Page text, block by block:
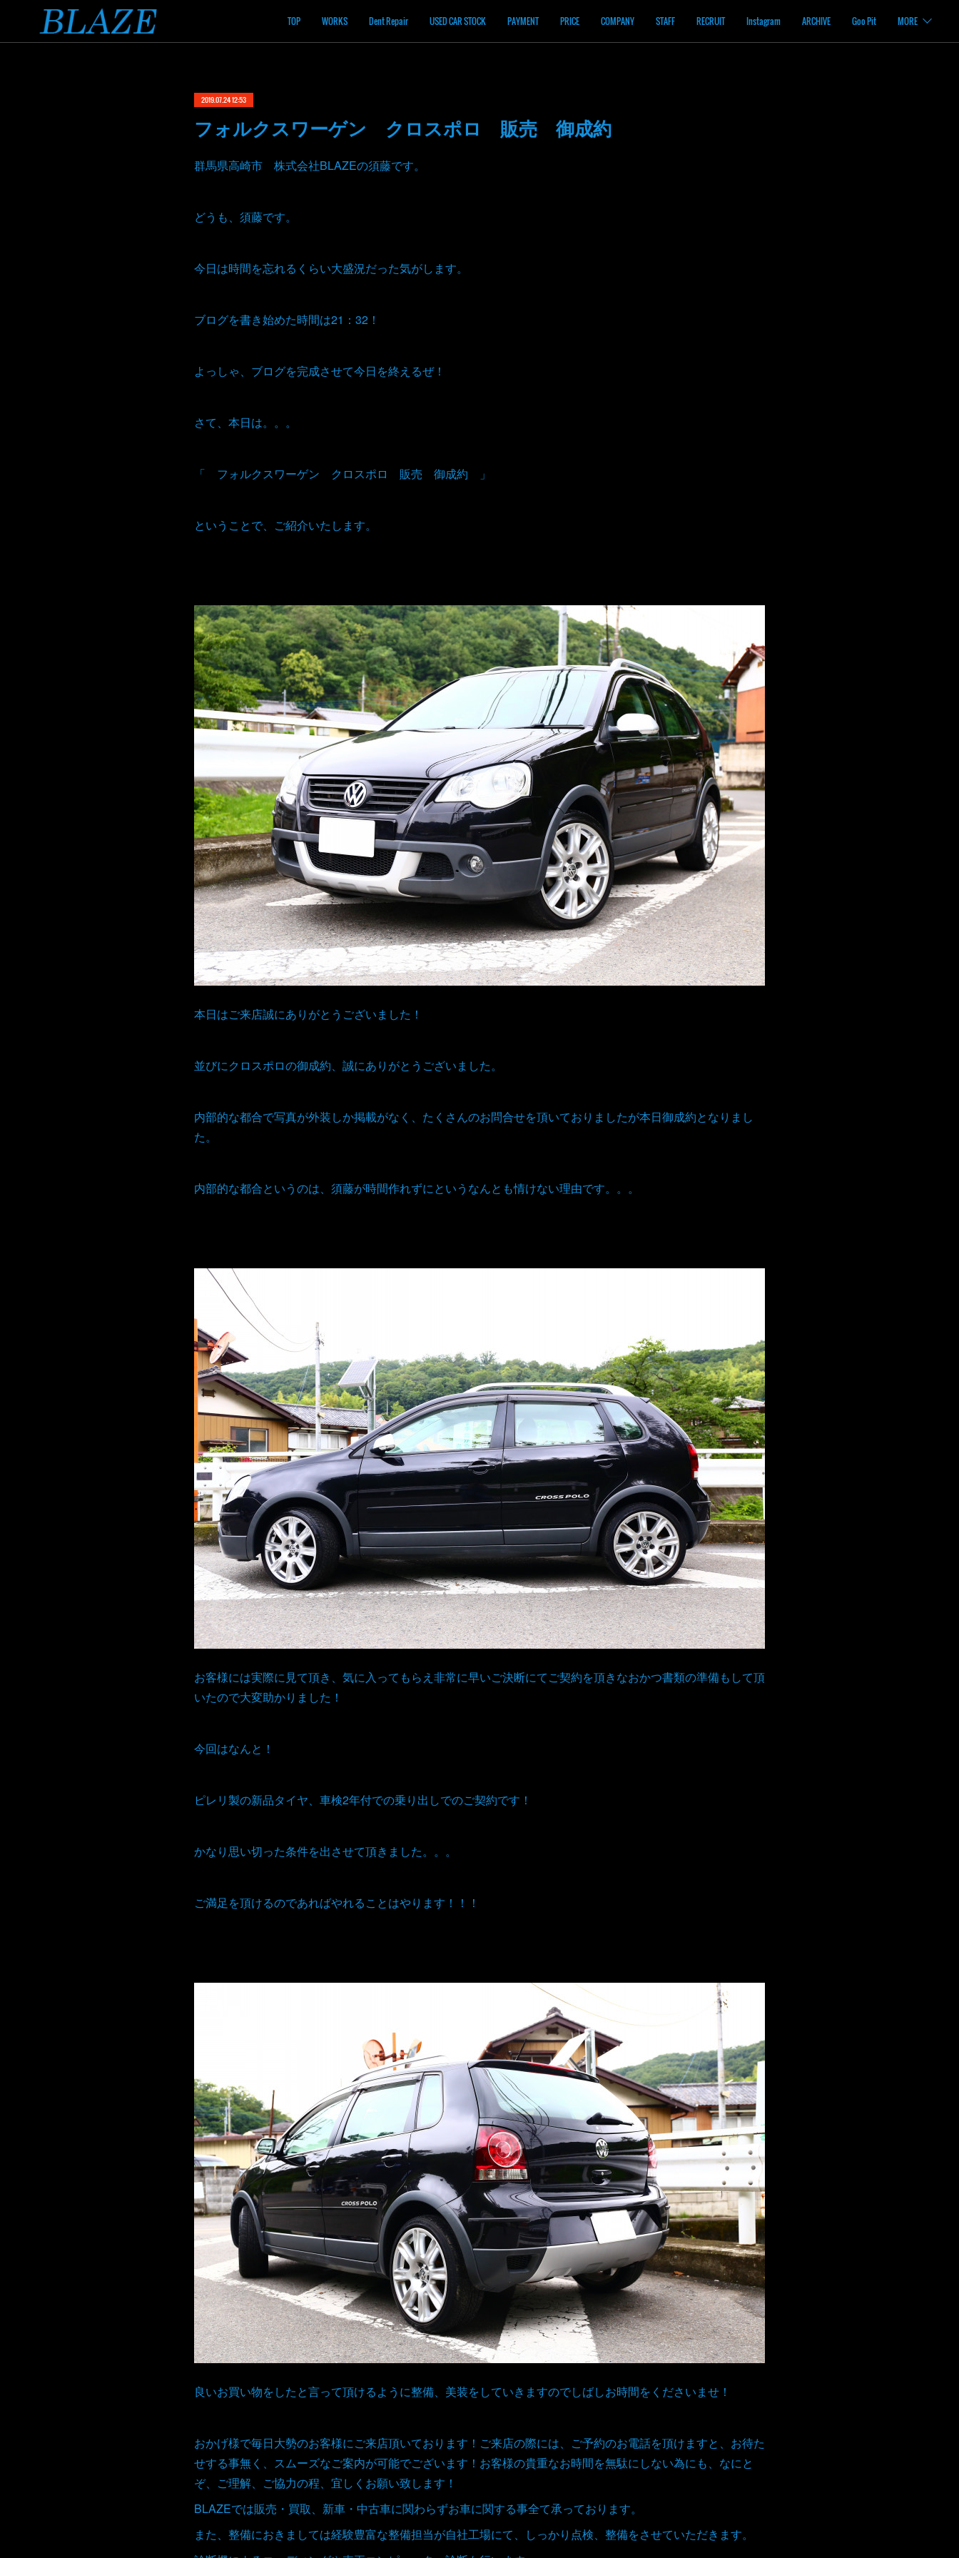
TOP WORKS Dent Repair USED CAR STOCK PAYMENT PRICE COMPANY STAFF RECRUIT Instagram ARCHIVE Goo Pit MORE
2019.07.24 12:53
フォルクスワーゲン クロスポロ 販売 御成約
群馬県高崎市 株式会社BLAZEの須藤です。
どうも、須藤です。
今日は時間を忘れるくらい大盛況だった気がします。
ブログを書き始めた時間は21：32！
よっしゃ、ブログを完成させて今日を終えるぜ！
さて、本日は。。。
「 フォルクスワーゲン クロスポロ 販売 御成約 」
ということで、ご紹介いたします。
本日はご来店誠にありがとうございました！
並びにクロスポロの御成約、誠にありがとうございました。
内部的な都合で写真が外装しか掲載がなく、たくさんのお問合せを頂いておりましたが本日御成約となりまし
た。
内部的な都合というのは、須藤が時間作れずにというなんとも情けない理由です。。。
お客様には実際に見て頂き、気に入ってもらえ非常に早いご決断にてご契約を頂きなおかつ書類の準備もして頂
いたので大変助かりました！
今回はなんと！
ピレリ製の新品タイヤ、車検2年付での乗り出しでのご契約です！
かなり思い切った条件を出させて頂きました。。。
ご満足を頂けるのであればやれることはやります！！！
良いお買い物をしたと言って頂けるように整備、美装をしていきますのでしばしお時間をくださいませ！
おかげ様で毎日大勢のお客様にご来店頂いております！ご来店の際には、ご予約のお電話を頂けますと、お待た
せする事無く、スムーズなご案内が可能でございます！お客様の貴重なお時間を無駄にしない為にも、なにと
ぞ、ご理解、ご協力の程、宜しくお願い致します！
BLAZEでは販売・買取、新車・中古車に関わらずお車に関する事全て承っております。
また、整備におきましては経験豊富な整備担当が自社工場にて、しっかり点検、整備をさせていただきます。